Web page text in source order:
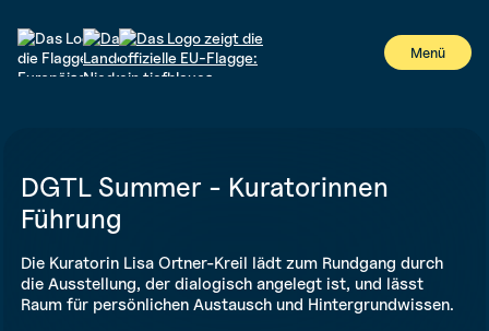
Menü
DGTL Summer - Kuratorinnen
Führung
Die Kuratorin Lisa Ortner-Kreil lädt zum Rundgang durch
die Ausstellung, der dialogisch angelegt ist, und lässt
Raum für persönlichen Austausch und Hintergrundwissen.